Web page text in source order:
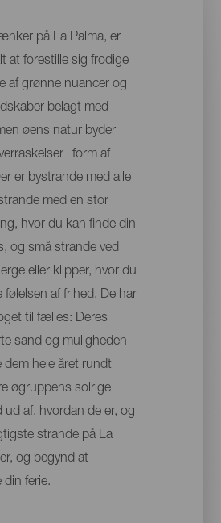
på La Palma, er
at forestille sig frodige
af grønne nuancer og
belagt med
øens natur byder
i form af
er bystrande med alle
med en stor
hvor du kan finde din
og små strande ved
eller klipper, hvor du
følelsen af frihed. De har
til fælles: Deres
sand og muligheden
dem hele året rundt
øgruppens solrige
ud af, hvordan de er, og
strande på La
og begynd at
ferie.